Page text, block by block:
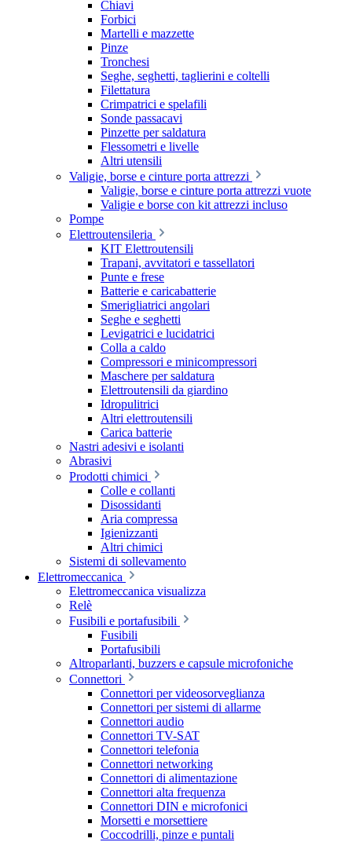
Chiavi
Forbici
Martelli e mazzette
Pinze
Tronchesi
Seghe, seghetti, taglierini e coltelli
Filettatura
Crimpatrici e spelafili
Sonde passacavi
Pinzette per saldatura
Flessometri e livelle
Altri utensili
Valigie, borse e cinture porta attrezzi
Valigie, borse e cinture porta attrezzi vuote
Valigie e borse con kit attrezzi incluso
Pompe
Elettroutensileria
KIT Elettroutensili
Trapani, avvitatori e tassellatori
Punte e frese
Batterie e caricabatterie
Smerigliatrici angolari
Seghe e seghetti
Levigatrici e lucidatrici
Colla a caldo
Compressori e minicompressori
Maschere per saldatura
Elettroutensili da giardino
Idropulitrici
Altri elettroutensili
Carica batterie
Nastri adesivi e isolanti
Abrasivi
Prodotti chimici
Colle e collanti
Disossidanti
Aria compressa
Igienizzanti
Altri chimici
Sistemi di sollevamento
Elettromeccanica
Elettromeccanica visualizza
Relè
Fusibili e portafusibili
Fusibili
Portafusibili
Altroparlanti, buzzers e capsule microfoniche
Connettori
Connettori per videosorveglianza
Connettori per sistemi di allarme
Connettori audio
Connettori TV-SAT
Connettori telefonia
Connettori networking
Connettori di alimentazione
Connettori alta frequenza
Connettori DIN e microfonici
Morsetti e morsettiere
Coccodrilli, pinze e puntali